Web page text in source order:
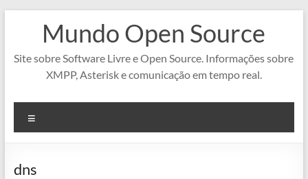
conteúdo
Mundo Open Source
Site sobre Software Livre e Open Source. Informações sobre
XMPP, Asterisk e comunicação em tempo real.
dns